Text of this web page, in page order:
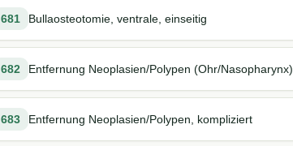
681 Bullaosteotomie, ventrale, einseitig
682 Entfernung Neoplasien/Polypen (Ohr/Nasopharynx)
683 Entfernung Neoplasien/Polypen, kompliziert